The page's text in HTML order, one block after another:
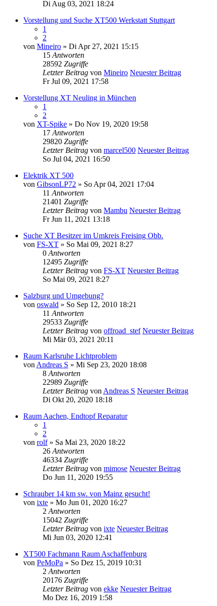
Di Aug 03, 2021 18:24
Vorstellung und Suche XT500 Werkstatt Stuttgart
1
2
von Mineiro » Di Apr 27, 2021 15:15
15 Antworten
28592 Zugriffe
Letzter Beitrag von Mineiro Neuester Beitrag
Fr Jul 09, 2021 17:58
Vorstellung XT Neuling in München
1
2
von XT-Spike » Do Nov 19, 2020 19:58
17 Antworten
29820 Zugriffe
Letzter Beitrag von marcel500 Neuester Beitrag
So Jul 04, 2021 16:50
Elektrik XT 500
von GibsonLP72 » So Apr 04, 2021 17:04
11 Antworten
21401 Zugriffe
Letzter Beitrag von Mambu Neuester Beitrag
Fr Jun 11, 2021 13:18
Suche XT Besitzer im Umkreis Freising Obb.
von FS-XT » So Mai 09, 2021 8:27
0 Antworten
12495 Zugriffe
Letzter Beitrag von FS-XT Neuester Beitrag
So Mai 09, 2021 8:27
Salzburg und Umgebung?
von oswald » So Sep 12, 2010 18:21
11 Antworten
29533 Zugriffe
Letzter Beitrag von offroad_stef Neuester Beitrag
Mi Mär 03, 2021 20:11
Raum Karlsruhe Lichtproblem
von Andreas S » Mi Sep 23, 2020 18:08
8 Antworten
22989 Zugriffe
Letzter Beitrag von Andreas S Neuester Beitrag
Di Okt 20, 2020 18:18
Raum Aachen, Endtopf Reparatur
1
2
von rolf» Sa Mai 23, 2020 18:22
26 Antworten
46334 Zugriffe
Letzter Beitrag von mimose Neuester Beitrag
Do Jun 11, 2020 19:55
Schrauber 14 km sw. von Mainz gesucht!
von ixte » Mo Jun 01, 2020 16:27
2 Antworten
15042 Zugriffe
Letzter Beitrag von ixte Neuester Beitrag
Mi Jun 03, 2020 12:41
XT500 Fachmann Raum Aschaffenburg
von PeMoPa » So Dez 15, 2019 10:31
2 Antworten
20176 Zugriffe
Letzter Beitrag von ekke Neuester Beitrag
Mo Dez 16, 2019 1:58